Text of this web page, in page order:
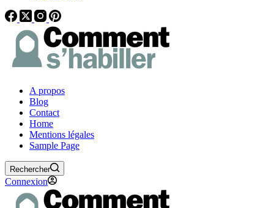
A propos
Blog
Contact
Home
Mentions légales
Sample Page
Rechercher
Connexion